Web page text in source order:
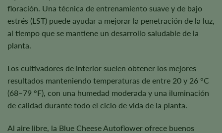
floración. Una técnica de entrenamiento suave y de bajo
estrés (LST) puede ayudar a mejorar la penetración de la luz,
al tiempo que se mantiene un desarrollo saludable de la
planta.
Los cultivadores de interior suelen obtener los mejores
resultados manteniendo temperaturas de entre 20 y 26 °C
(68–79 °F), con una humedad moderada y una iluminación
de calidad durante todo el ciclo de vida de la planta.
Al aire libre, la Blue Cheese Autoflower ofrece buenos